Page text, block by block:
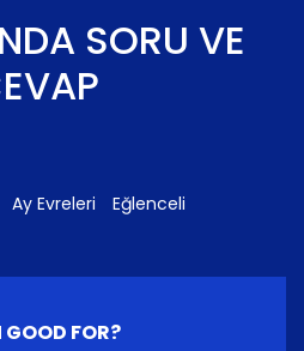
SORU VE
Ay Evreleri Eğlenceli
FOR?